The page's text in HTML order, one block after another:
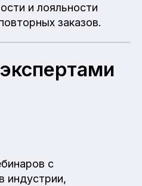
и лояльности
заказов.
с
индустрии,